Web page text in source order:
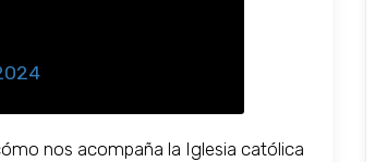
nos acompaña la Iglesia católica